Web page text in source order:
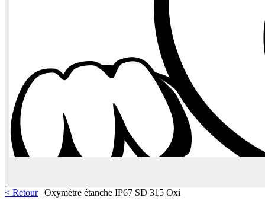
< Retour | Oxymètre étanche IP67 SD 315 Oxi